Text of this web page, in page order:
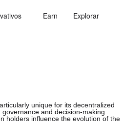
Earn Explorar
unique for its decentralized
and decision-making
holders influence the evolution of the